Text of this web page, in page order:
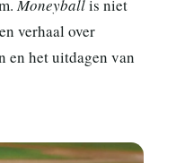
Moneyballis niet
verhaal over
en het uitdagen van